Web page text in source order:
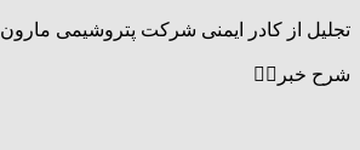
تجلیل از کادر ایمنی شرکت پتروشیمی مارون
شرح خبر👇🏻